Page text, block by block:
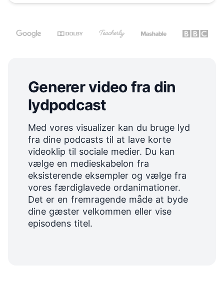
Generer video fra din
lydpodcast
Med vores visualizer kan du bruge lyd
fra dine podcasts til at lave korte
videoklip til sociale medier. Du kan
vælge en medieskabelon fra
eksisterende eksempler og vælge fra
vores færdiglavede ordanimationer.
Det er en fremragende måde at byde
dine gæster velkommen eller vise
episodens titel.